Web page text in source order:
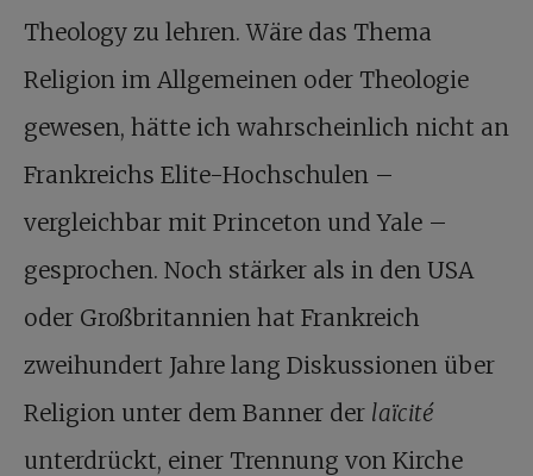
Theology zu lehren. Wäre das Thema
Religion im Allgemeinen oder Theologie
gewesen, hätte ich wahrscheinlich nicht an
Frankreichs Elite-Hochschulen –
vergleichbar mit Princeton und Yale –
gesprochen. Noch stärker als in den USA
oder Großbritannien hat Frankreich
zweihundert Jahre lang Diskussionen über
Religion unter dem Banner der laïcité
unterdrückt, einer Trennung von Kirche